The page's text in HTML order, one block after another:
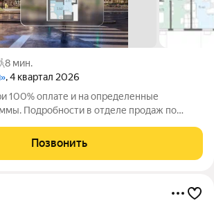
8 мин.
, 4 квартал 2026
100% оплате и на определенные
в отделе продаж по
25.88 кв. м. Квартира с чистовой
Позвонить